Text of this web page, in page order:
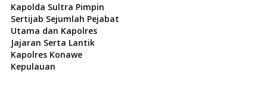
Kapolda Sultra Pimpin
Sertijab Sejumlah Pejabat
Utama dan Kapolres
Jajaran Serta Lantik
Kapolres Konawe
Kepulauan